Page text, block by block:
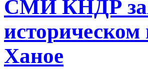
СМИ КНДР
Ханое